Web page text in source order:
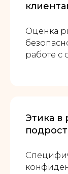
Оценка
работе с
Этика в